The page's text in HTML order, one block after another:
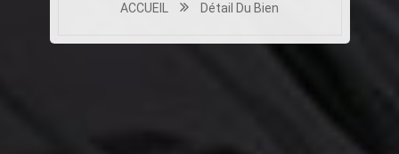
ACCUEIL Détail Du Bien